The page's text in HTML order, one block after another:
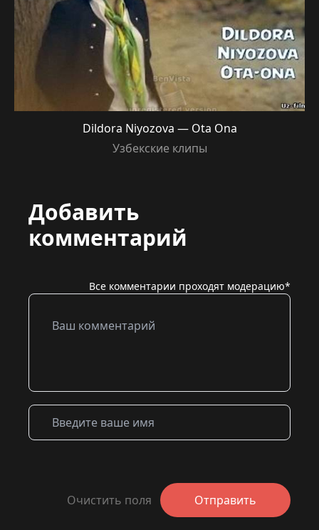
Dildora Niyozova — Ota Ona
Узбекские клипы
Добавить
комментарий
Все комментарии проходят модерацию*
Очистить поля Отправить